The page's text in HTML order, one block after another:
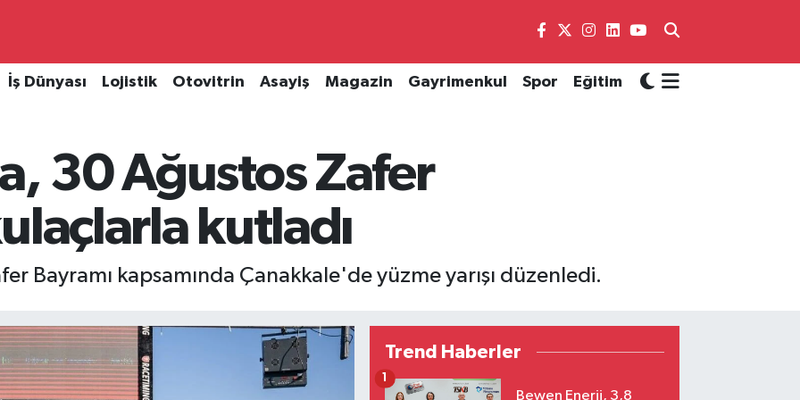
İş Dünyası Lojistik Otovitrin Asayiş Magazin Gayrimenkul Spor Eğitim
30 Ağustos Zafer
kutladı
Bayramı kapsamında Çanakkale'de yüzme yarışı düzenledi.
Trend Haberler
Bewen Enerji, 3,8